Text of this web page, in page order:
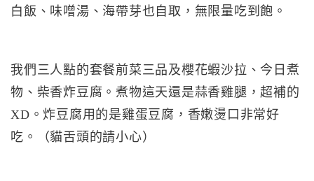
白飯、味噌湯、海帶芽也自取，無限量吃到飽。
我們三人點的套餐前菜三品及櫻花蝦沙拉、今日煮
物、柴香炸豆腐。煮物這天還是蒜香雞腿，超補的
XD。炸豆腐用的是雞蛋豆腐，香嫩燙口非常好
吃。（貓舌頭的請小心）